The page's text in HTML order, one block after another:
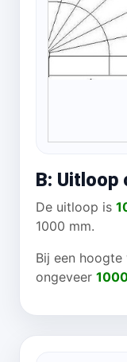
B: Uitloop
De uitloop is
1000 mm.
Bij een
ongeveer